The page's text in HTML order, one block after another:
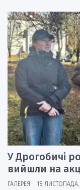
У Дрогобичі
вийшли на
ГАЛЕРЕЯ 18 ЛИСТОПАДА,